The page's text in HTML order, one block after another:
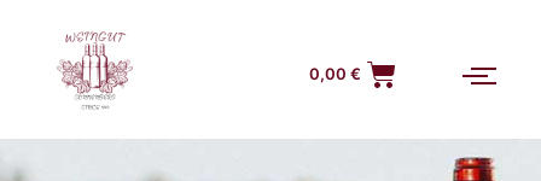
0,00 €